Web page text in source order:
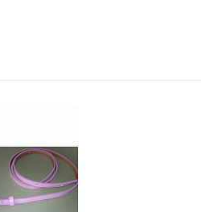
Недоступно